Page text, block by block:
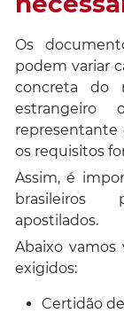
Os
podem variar
concreta do
estrangeiro
representante
os requisitos
Assim, é
brasileiros
apostilados.
Abaixo
exigidos:
Certidão